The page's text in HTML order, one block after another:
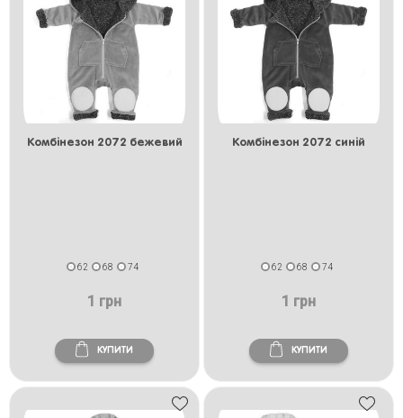
Комбінезон 2072 бежевий
62 68 74
1 грн
КУПИТИ
Комбінезон 2072 синій
62 68 74
1 грн
КУПИТИ